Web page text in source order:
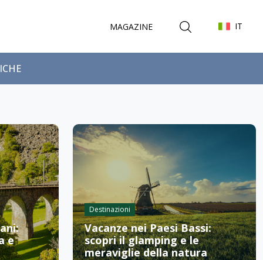
MAGAZINE IT
e
Destinazioni
Vacanze nei Paesi Bassi:
scopri il glamping e le
meraviglie della natura